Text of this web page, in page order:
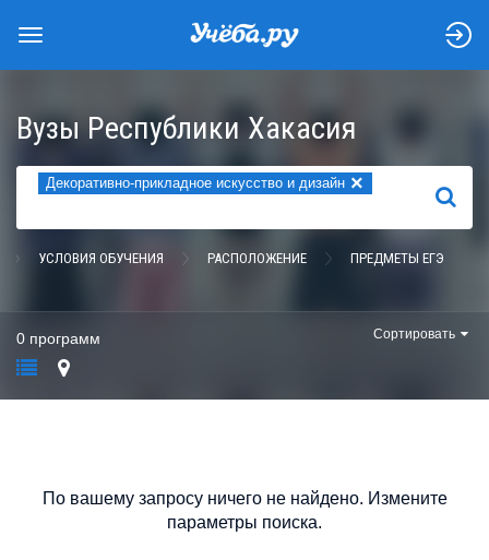
Вузы Республики Хакасия
Декоративно-прикладное искусство и дизайн ×
НАЙТИ
УСЛОВИЯ ОБУЧЕНИЯ РАСПОЛОЖЕНИЕ ПРЕДМЕТЫ ЕГЭ
0 программ Сортировать
По вашему запросу ничего не найдено. Измените
параметры поиска.